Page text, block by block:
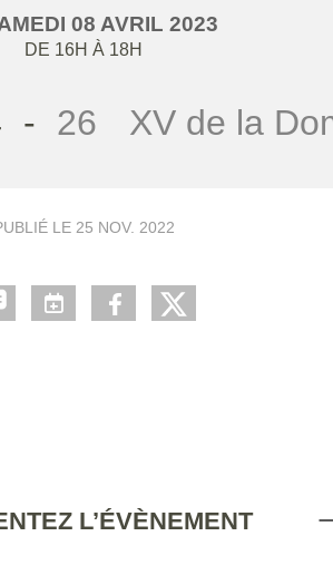
08 AVRIL 2023
DE 16H À 18H
- 26 XV de la
LE 25 NOV. 2022
L’ÉVÈNEMENT